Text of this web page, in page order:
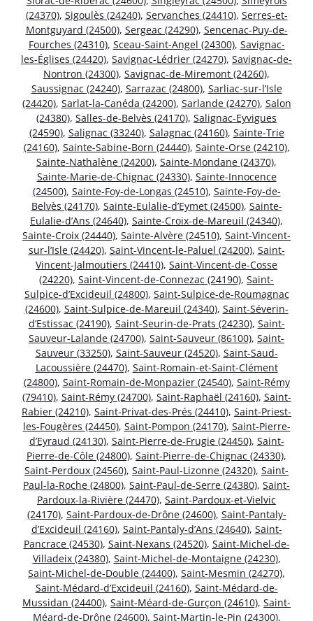
(24370), Sigoulès (24240), Servanches (24410), Serres-et-
Montguyard (24500), Sergeac (24290), Sencenac-Puy-de-
Fourches (24310), Sceau-Saint-Angel (24300), Savignac-
les-Églises (24420), Savignac-Lédrier (24270), Savignac-de-
Nontron (24300), Savignac-de-Miremont (24260),
Saussignac (24240), Sarrazac (24800), Sarliac-sur-l’Isle
(24420), Sarlat-la-Canéda (24200), Sarlande (24270), Salon
(24380), Salles-de-Belvès (24170), Salignac-Eyvigues
(24590), Salignac (33240), Salagnac (24160), Sainte-Trie
(24160), Sainte-Sabine-Born (24440), Sainte-Orse (24210),
Sainte-Nathalène (24200), Sainte-Mondane (24370),
Sainte-Marie-de-Chignac (24330), Sainte-Innocence
(24500), Sainte-Foy-de-Longas (24510), Sainte-Foy-de-
Belvès (24170), Sainte-Eulalie-d’Eymet (24500), Sainte-
Eulalie-d’Ans (24640), Sainte-Croix-de-Mareuil (24340),
Sainte-Croix (24440), Sainte-Alvère (24510), Saint-Vincent-
sur-l’Isle (24420), Saint-Vincent-le-Paluel (24200), Saint-
Vincent-Jalmoutiers (24410), Saint-Vincent-de-Cosse
(24220), Saint-Vincent-de-Connezac (24190), Saint-
Sulpice-d’Excideuil (24800), Saint-Sulpice-de-Roumagnac
(24600), Saint-Sulpice-de-Mareuil (24340), Saint-Séverin-
d’Estissac (24190), Saint-Seurin-de-Prats (24230), Saint-
Sauveur-Lalande (24700), Saint-Sauveur (86100), Saint-
Sauveur (33250), Saint-Sauveur (24520), Saint-Saud-
Lacoussière (24470), Saint-Romain-et-Saint-Clément
(24800), Saint-Romain-de-Monpazier (24540), Saint-Rémy
(79410), Saint-Rémy (24700), Saint-Raphaël (24160), Saint-
Rabier (24210), Saint-Privat-des-Prés (24410), Saint-Priest-
les-Fougères (24450), Saint-Pompon (24170), Saint-Pierre-
d’Eyraud (24130), Saint-Pierre-de-Frugie (24450), Saint-
Pierre-de-Côle (24800), Saint-Pierre-de-Chignac (24330),
Saint-Perdoux (24560), Saint-Paul-Lizonne (24320), Saint-
Paul-la-Roche (24800), Saint-Paul-de-Serre (24380), Saint-
Pardoux-la-Rivière (24470), Saint-Pardoux-et-Vielvic
(24170), Saint-Pardoux-de-Drône (24600), Saint-Pantaly-
d’Excideuil (24160), Saint-Pantaly-d’Ans (24640), Saint-
Pancrace (24530), Saint-Nexans (24520), Saint-Michel-de-
Villadeix (24380), Saint-Michel-de-Montaigne (24230),
Saint-Michel-de-Double (24400), Saint-Mesmin (24270),
Saint-Médard-d’Excideuil (24160), Saint-Médard-de-
Mussidan (24400), Saint-Méard-de-Gurçon (24610), Saint-
Méard-de-Drône (24600), Saint-Martin-le-Pin (24300),